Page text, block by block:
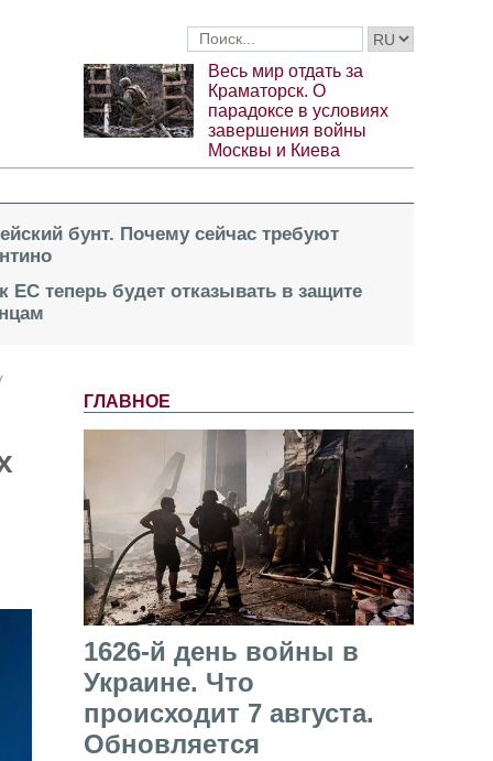
Весь мир отдать за
Краматорск. О
парадоксе в условиях
завершения войны
Москвы и Киева
бунт. Почему сейчас требуют
ЕС теперь будет отказывать в защите
ГЛАВНОЕ
1626-й день войны в
Украине. Что
происходит 7 августа.
Обновляется